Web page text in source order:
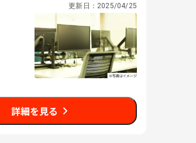
更新日： 2025/04/25
詳細を見る